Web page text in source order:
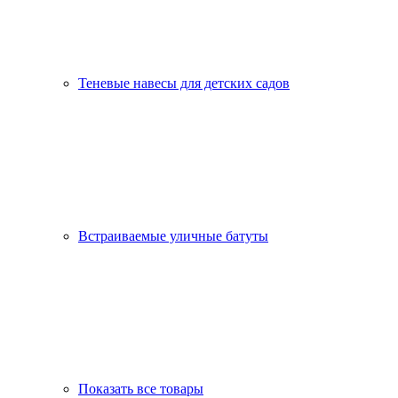
Теневые навесы для детских садов
Встраиваемые уличные батуты
Показать все товары